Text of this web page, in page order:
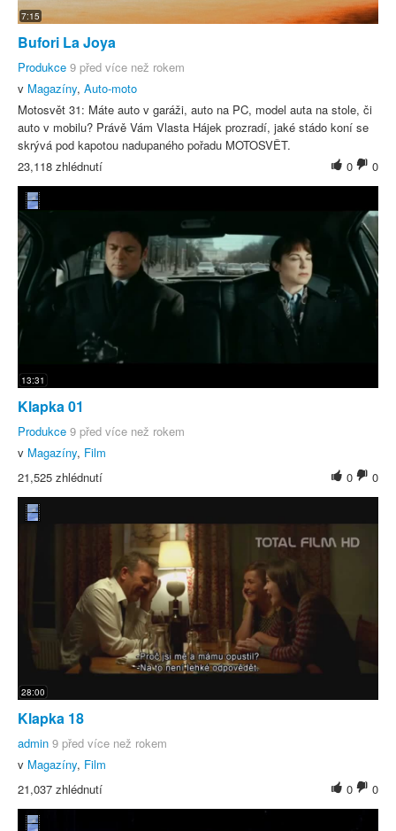
7:15
Bufori La Joya
Produkce 9 před více než rokem
v Magazíny, Auto-moto
Motosvět 31: Máte auto v garáži, auto na PC, model auta na stole, či
auto v mobilu? Právě Vám Vlasta Hájek prozradí, jaké stádo koní se
skrývá pod kapotou nadupaného pořadu MOTOSVĚT.
0
0
23,118 zhlédnutí
13:31
Klapka 01
Produkce 9 před více než rokem
v Magazíny, Film
0
0
21,525 zhlédnutí
28:00
Klapka 18
admin 9 před více než rokem
v Magazíny, Film
0
0
21,037 zhlédnutí